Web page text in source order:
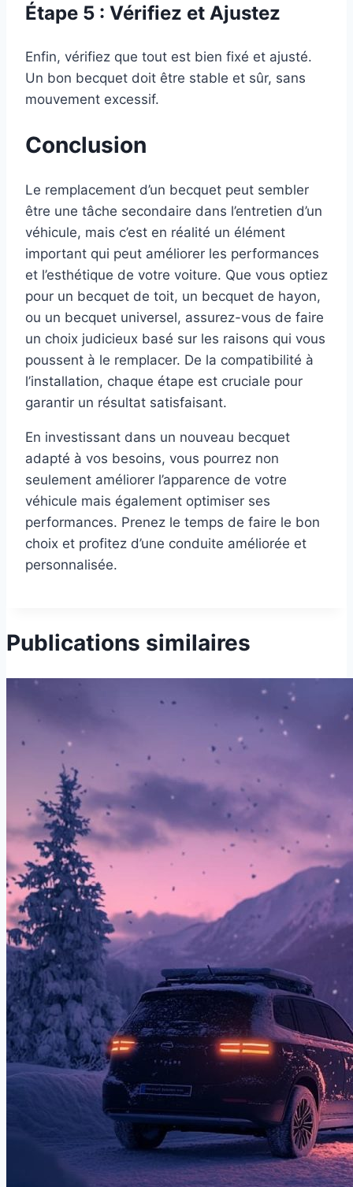
Étape 5 : Vérifiez et Ajustez
Enfin, vérifiez que tout est bien fixé et ajusté.
Un bon becquet doit être stable et sûr, sans
mouvement excessif.
Conclusion
Le remplacement d’un becquet peut sembler
être une tâche secondaire dans l’entretien d’un
véhicule, mais c’est en réalité un élément
important qui peut améliorer les performances
et l’esthétique de votre voiture. Que vous optiez
pour un becquet de toit, un becquet de hayon,
ou un becquet universel, assurez-vous de faire
un choix judicieux basé sur les raisons qui vous
poussent à le remplacer. De la compatibilité à
l’installation, chaque étape est cruciale pour
garantir un résultat satisfaisant.
En investissant dans un nouveau becquet
adapté à vos besoins, vous pourrez non
seulement améliorer l’apparence de votre
véhicule mais également optimiser ses
performances. Prenez le temps de faire le bon
choix et profitez d’une conduite améliorée et
personnalisée.
Publications similaires